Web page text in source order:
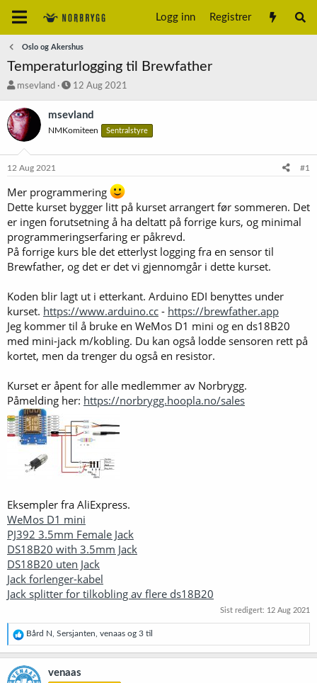
Logg inn Registrer
Oslo og Akershus
Temperaturlogging til Brewfather
T
å
d
s
r
msevland
S
a
t
12 Aug 2021
msevland
NMKomiteen Sentralstyre
12 Aug 2021 #1
Mer programmering
Dette kurset bygger litt på kurset arrangert før sommeren. Det
er ingen forutsetning å ha deltatt på forrige kurs, og minimal
programmeringserfaring er påkrevd.
På forrige kurs ble det etterlyst logging fra en sensor til
Brewfather, og det er det vi gjennomgår i dette kurset.
Koden blir lagt ut i etterkant. Arduino EDI benyttes under
kurset. https://www.arduino.cc - https://brewfather.app
Jeg kommer til å bruke en WeMos D1 mini og en ds18B20
med mini-jack m/kobling. Du kan også lodde sensoren rett på
kortet, men da trenger du også en resistor.
Kurset er åpent for alle medlemmer av Norbrygg.
Påmelding her: https://norbrygg.hoopla.no/sales
Eksempler fra AliExpress.
WeMos D1 mini
PJ392 3.5mm Female Jack
DS18B20 with 3.5mm Jack
DS18B20 uten Jack
Jack forlenger-kabel
Jack splitter for tilkobling av flere ds18B20
Sist redigert: 12 Aug 2021
R
e
a
k
s
Bård N Sersjanten venaas og 3 til
venaas